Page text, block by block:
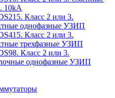
10kA
Класс 2 или 3.
однофазные УЗИП
Класс 2 или 3.
трехфазные УЗИП
Класс 2 или 3.
однофазные УЗИП